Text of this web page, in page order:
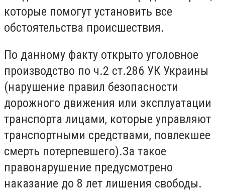
которые помогут установить все
обстоятельства происшествия.
По данному факту открыто уголовное
производство по ч.2 ст.286 УК Украины
(нарушение правил безопасности
дорожного движения или эксплуатации
транспорта лицами, которые управляют
транспортными средствами, повлекшее
смерть потерпевшего).За такое
правонарушение предусмотрено
наказание до 8 лет лишения свободы.